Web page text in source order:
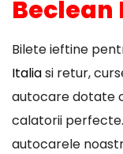
Beclean
Bilete ieftine
Italiasi retur,
autocare dotate
calatorii
autocarele